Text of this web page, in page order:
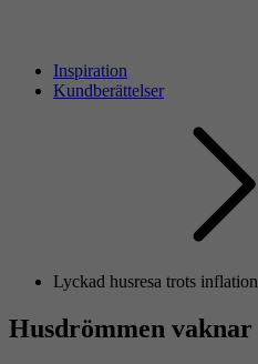
Inspiration
Kundberättelser
Lyckad husresa trots inflation
Husdrömmen vaknar